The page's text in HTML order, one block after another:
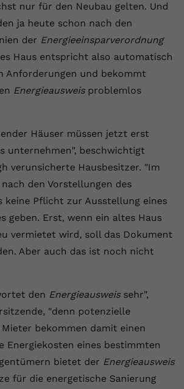
nur für den Neubau gelten. Und
ja heute schon nach den
der Energieeinsparverordnung
Haus entspricht also automatisch
Anforderungen und bekommt
Energieausweisproblemlos
Häuser müssen jetzt erst
unternehmen", beschwichtigt
verunsicherte Hausbesitzer. "Im
den Vorstellungen des
keine Pflicht zur Ausstellung eines
geben. Erst, wenn ein altes Haus
vermietet wird, soll das Dokument
Aber auch das ist noch nicht
den Energieausweissehr",
"denn potenzielle
bekommen damit einen
Energiekosten eines bestimmten
bietet der Energieausweis
für die energetische Sanierung
Dieser von YouTube gesetzte Cookie
eine eindeutige ID, um
darüber zu speichern, welche
von YouTube der Nutzer
remote-connected-devices
setzt diesen Cookie, um die
Videopräferenzen des Nutzers zu
verwendet.